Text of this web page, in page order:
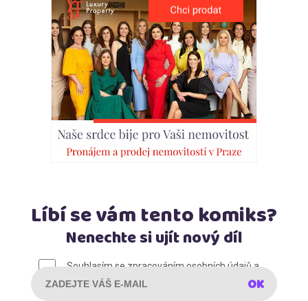
Líbí se vám tento komiks?
Nenechte si ujít nový díl
E-mail*Souhlasím se zpracováním osobních údajů a
zasíláním obchodních sdělení (